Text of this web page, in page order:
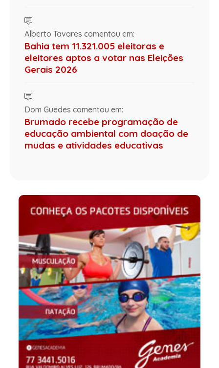
Alberto Tavares comentou em:
Bahia tem 11.321.005 eleitoras e
eleitores aptos a votar nas Eleições
Gerais 2026
Dom Guedes comentou em:
Brumado recebe programação de
educação ambiental com doação de
mudas e atividades educativas